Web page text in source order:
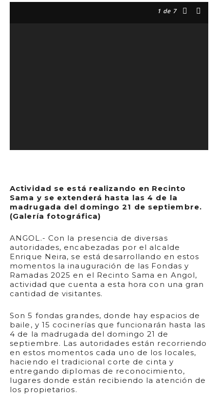
1 de 7
Actividad se está realizando en Recinto
Sama y se extenderá hasta las 4 de la
madrugada del domingo 21 de septiembre.
(Galería fotográfica)
ANGOL.- Con la presencia de diversas
autoridades, encabezadas por el alcalde
Enrique Neira, se está desarrollando en estos
momentos la inauguración de las Fondas y
Ramadas 2025 en el Recinto Sama en Angol,
actividad que cuenta a esta hora con una gran
cantidad de visitantes.
Son 5 fondas grandes, donde hay espacios de
baile, y 15 cocinerías que funcionarán hasta las
4 de la madrugada del domingo 21 de
septiembre. Las autoridades están recorriendo
en estos momentos cada uno de los locales,
haciendo el tradicional corte de cinta y
entregando diplomas de reconocimiento,
lugares donde están recibiendo la atención de
los propietarios.